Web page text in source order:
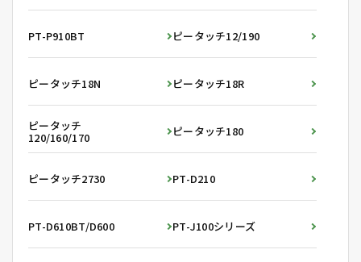
PT-P910BT ピータッチ12/190
ピータッチ18N ピータッチ18R
ピータッチ
120/160/170 ピータッチ180
ピータッチ2730 PT-D210
PT-D610BT/D600 PT-J100シリーズ